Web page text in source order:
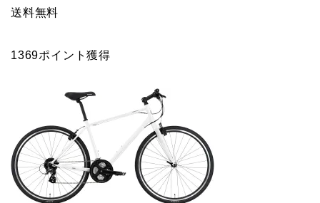
送料無料
1369ポイント獲得